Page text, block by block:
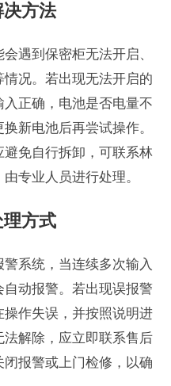
方法
遇到保密柜无法开启、
况。若出现无法开启的
正确，电池是否电量不
新电池后再尝试操作。
免自行拆卸，可联系林
专业人员进行处理。
方式
系统，当连续多次输入
动报警。若出现误报警
作失误，并按照说明进
解除，应立即联系售后
报警或上门检修，以确